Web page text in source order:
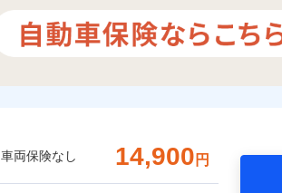
車両保険なし 14,900 円